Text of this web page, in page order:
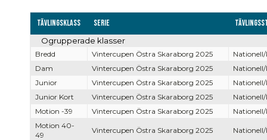
Tävlingsklass Serie
Ogrupperade klasser
Bredd Vintercupen Östra Skaraborg 2025
Dam
Vintercupen Östra Skaraborg 2025
Junior
Vintercupen Östra Skaraborg 2025
Junior Kort
Vintercupen Östra Skaraborg 2025
Motion -39
Vintercupen Östra Skaraborg 2025
Motion 40-
49
Vintercupen Östra Skaraborg 2025